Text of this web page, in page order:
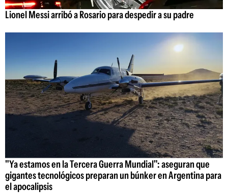
Lionel Messi arribó a Rosario para despedir a su padre
"Ya estamos en la Tercera Guerra Mundial": aseguran que
gigantes tecnológicos preparan un búnker en Argentina para
el apocalipsis